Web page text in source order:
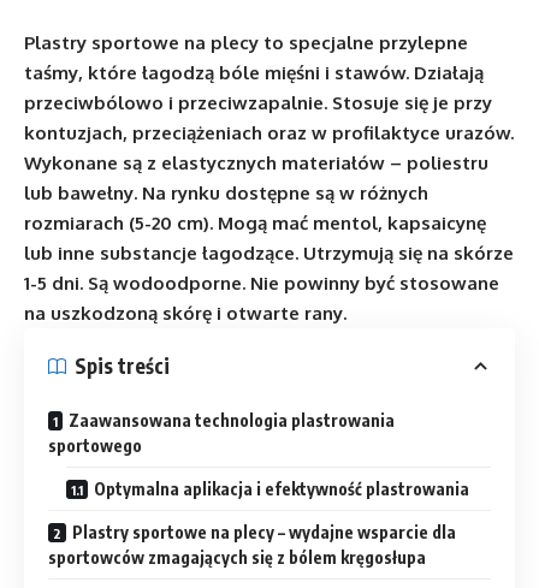
Plastry sportowe na plecy to specjalne przylepne
taśmy, które łagodzą bóle mięśni i stawów. Działają
przeciwbólowo i przeciwzapalnie. Stosuje się je przy
kontuzjach, przeciążeniach oraz w profilaktyce urazów.
Wykonane są z elastycznych materiałów – poliestru
lub bawełny. Na rynku dostępne są w różnych
rozmiarach (5-20 cm). Mogą mać mentol, kapsaicynę
lub inne substancje łagodzące. Utrzymują się na skórze
1-5 dni. Są wodoodporne. Nie powinny być stosowane
na uszkodzoną skórę i otwarte rany.
Spis treści
Zaawansowana technologia plastrowania
sportowego
Optymalna aplikacja i efektywność plastrowania
Plastry sportowe na plecy – wydajne wsparcie dla
sportowców zmagających się z bólem kręgosłupa